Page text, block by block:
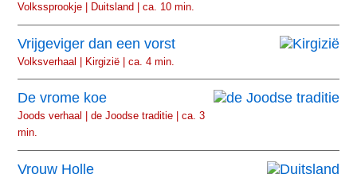
Volkssprookje | Duitsland | ca. 10 min.
Vrijgeviger dan een vorst
Volksverhaal | Kirgizië | ca. 4 min.
De vrome koe
Joods verhaal | de Joodse traditie | ca. 3
min.
Vrouw Holle